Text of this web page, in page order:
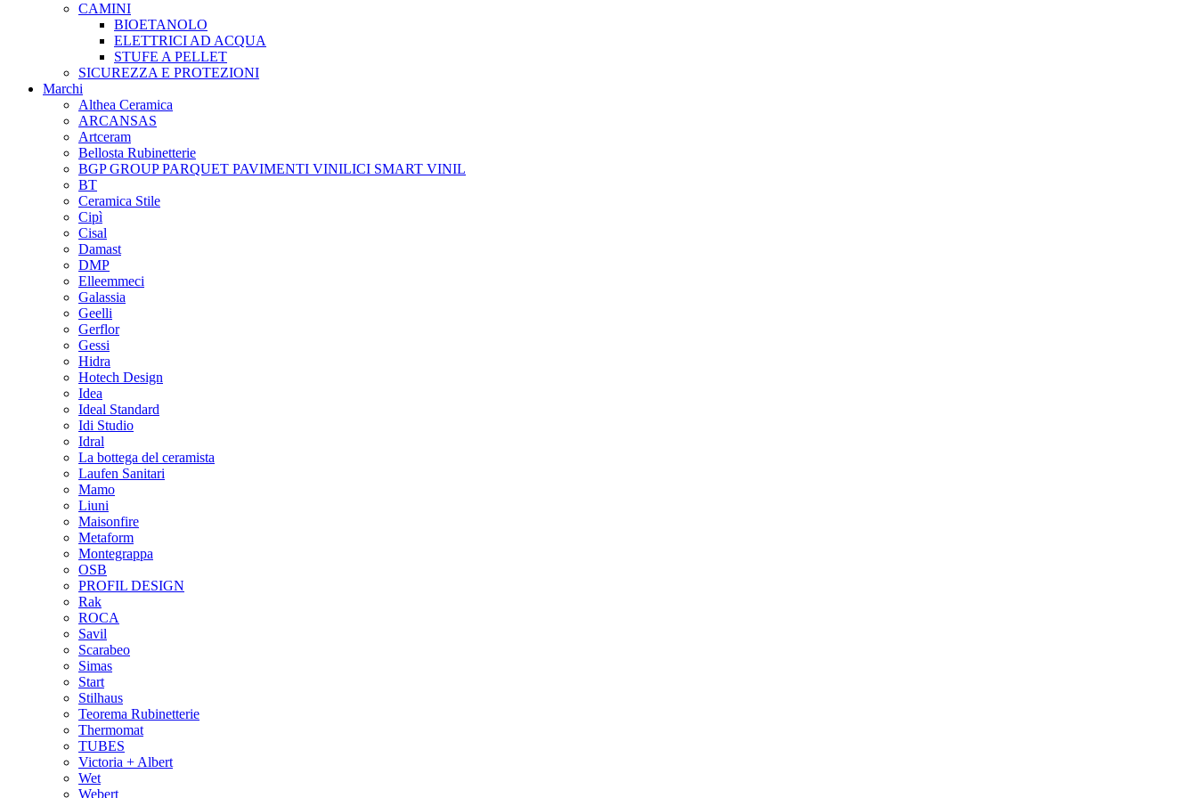
CAMINI
BIOETANOLO
ELETTRICI AD ACQUA
STUFE A PELLET
SICUREZZA E PROTEZIONI
Marchi
Althea Ceramica
ARCANSAS
Artceram
Bellosta Rubinetterie
BGP GROUP PARQUET PAVIMENTI VINILICI SMART VINIL
BT
Ceramica Stile
Cipì
Cisal
Damast
DMP
Elleemmeci
Galassia
Geelli
Gerflor
Gessi
Hidra
Hotech Design
Idea
Ideal Standard
Idi Studio
Idral
La bottega del ceramista
Laufen Sanitari
Mamo
Liuni
Maisonfire
Metaform
Montegrappa
OSB
PROFIL DESIGN
Rak
ROCA
Savil
Scarabeo
Simas
Start
Stilhaus
Teorema Rubinetterie
Thermomat
TUBES
Victoria + Albert
Wet
Webert